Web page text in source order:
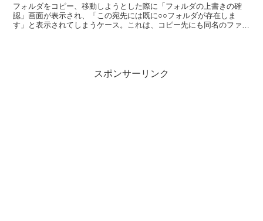
フォルダをコピー、移動しようとした際に「フォルダの上書きの確
認」画面が表示され、「この宛先には既に○○フォルダが存在しま
す」と表示されてしまうケース。これは、コピー先にも同名のファイ
スポンサーリンク